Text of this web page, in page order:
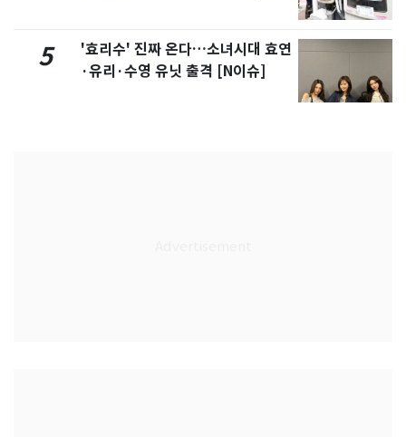
5
'효리수' 진짜 온다…소녀시대 효연
·유리·수영 유닛 출격 [N이슈]